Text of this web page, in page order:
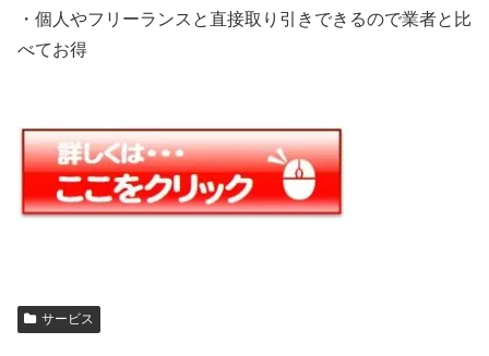
・個人やフリーランスと直接取り引きできるので業者と比
べてお得
サービス